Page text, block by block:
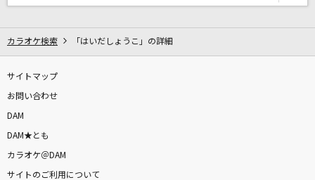
盛れ！ミ・アモーレ
Juice=Juice
カラオケ検索 「はいだしょうこ」の詳細
サイトマップ
お問い合わせ
DAM
DAM★とも
カラオケ＠DAM
サイトのご利用について